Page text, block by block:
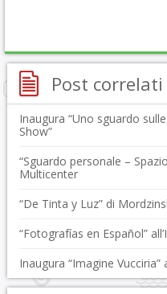
Post correlati
Inaugura “Uno sguardo
Show”
“Sguardo personale –
Multicenter
“De Tinta y Luz” di
“Fotografías en Español”
Inaugura “Imagine Vucciria”